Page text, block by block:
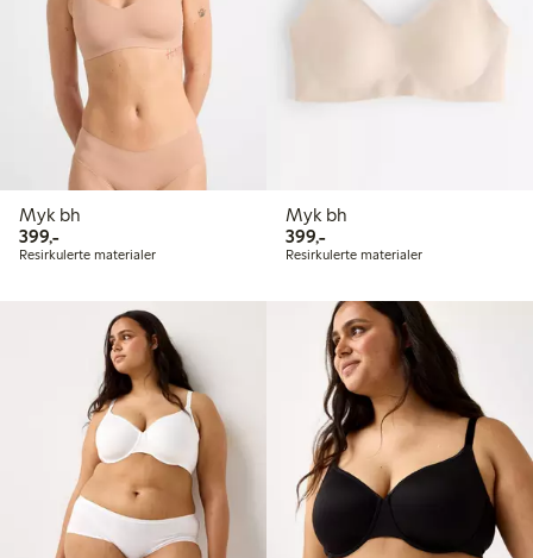
Myk bh
399,-399,00 kr
Resirkulerte materialer
Myk bh
399,-399,00 kr
Resirkulerte materialer